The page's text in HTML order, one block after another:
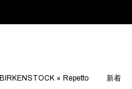
BIRKENSTOCK × Repetto 新着